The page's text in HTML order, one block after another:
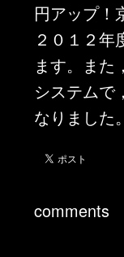
円アップ！
２０１２
ます。また
システムで
なりました。
comments